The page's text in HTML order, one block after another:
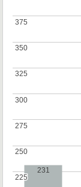
225
225
250
250
275
275
300
300
325
325
350
350
375
375
231